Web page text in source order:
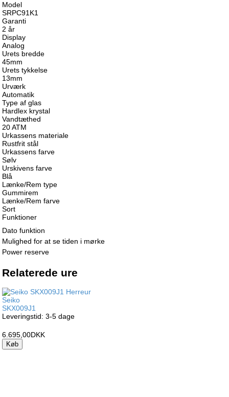
Model
SRPC91K1
Garanti
2 år
Display
Analog
Urets bredde
45mm
Urets tykkelse
13mm
Urværk
Automatik
Type af glas
Hardlex krystal
Vandtæthed
20 ATM
Urkassens materiale
Rustfrit stål
Urkassens farve
Sølv
Urskivens farve
Blå
Lænke/Rem type
Gummirem
Lænke/Rem farve
Sort
Funktioner
Dato funktion
Mulighed for at se tiden i mørke
Power reserve
Relaterede ure
Seiko
SKX009J1
Leveringstid: 3-5 dage
6.695,00DKK
Køb